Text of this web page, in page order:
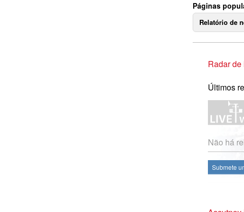
Páginas
Relatório de
Radar
Últimos
Não há
Submete